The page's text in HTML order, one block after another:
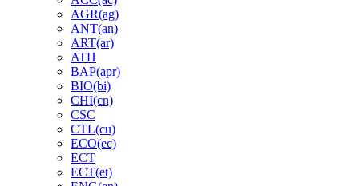
AGR(ag)
ANT(an)
ART(ar)
ATH
BAP(apr)
BIO(bi)
CHI(cn)
CSC
CTL(cu)
ECO(ec)
ECT
ECT(et)